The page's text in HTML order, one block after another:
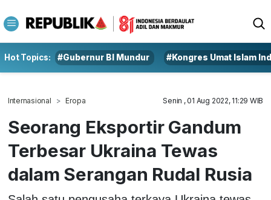
Hot Topics: #Gubernur BI Mundur #Kongres Umat Islam
Internasional Eropa Senin , 01 Aug 2022, 11:29 WIB
Seorang Eksportir Gandum
Terbesar Ukraina Tewas
dalam Serangan Rudal Rusia